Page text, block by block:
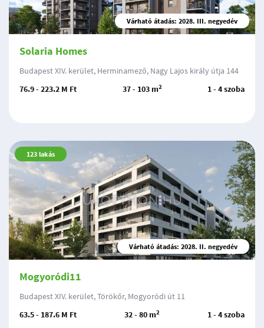
Várható átadás: 2028. III. negyedév
Solaria Homes
Budapest XIV. kerület, Herminamező, Nagy Lajos király útja 144
76.9 - 223.2 M Ft
37 - 103 m2 1 - 4 szoba
123 lakás
Várható átadás: 2028. II. negyedév
Mogyoródi11
Budapest XIV. kerület, Törökőr, Mogyoródi út 11
63.5 - 187.6 M Ft
32 - 80 m2 1 - 4 szoba